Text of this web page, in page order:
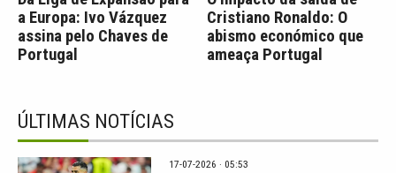
a Europa: Ivo Vázquez
assina pelo Chaves de
Portugal
Cristiano Ronaldo: O
abismo económico que
ameaça Portugal
ÚLTIMAS NOTÍCIAS
17-07-2026 · 05:53